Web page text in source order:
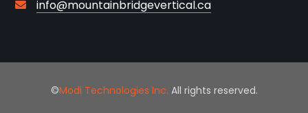
info@mountainbridgevertical.ca
©Modi Technologies Inc. All rights reserved.